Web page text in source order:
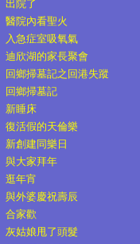
出院了
醫院內看聖火
入急症室吸氧氣
迪欣湖的家長聚會
回鄉掃墓記之回港失蹤
回鄉掃墓記
新睡床
復活假的天倫樂
新創建同樂日
與大家拜年
逛年宵
與外婆慶祝壽辰
合家歡
灰姑娘甩了頭髮